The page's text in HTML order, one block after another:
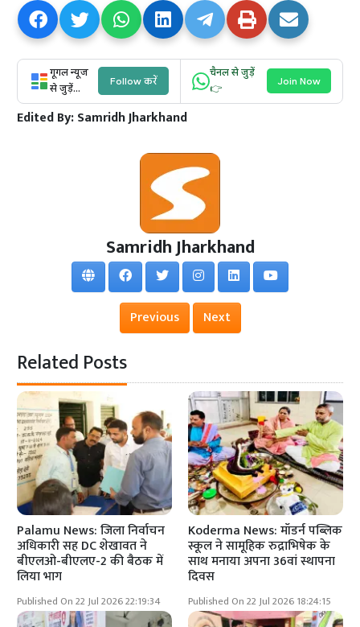
गूगल न्यूज
से जुड़ें...
Follow करें
चैनल से जुड़ें
👉
Join Now
Edited By:Samridh Jharkhand
Samridh Jharkhand
Previous Next
Related Posts
Palamu News: जिला निर्वाचन
अधिकारी सह DC शेखावत ने
बीएलओ-बीएलए-2 की बैठक में
लिया भाग
Published On 22 Jul 2026 22:19:34
Koderma News: मॉडर्न पब्लिक
स्कूल ने सामूहिक रुद्राभिषेक के
साथ मनाया अपना 36वां स्थापना
दिवस
Published On 22 Jul 2026 18:24:15